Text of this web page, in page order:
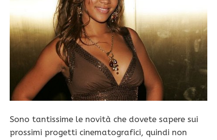
Sono tantissime le novità che dovete sapere sui
prossimi progetti cinematografici, quindi non